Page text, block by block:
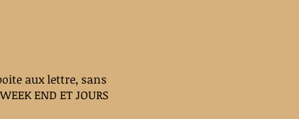
aux lettre, sans
END ET JOURS